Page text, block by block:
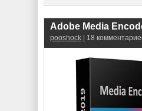
pooshock | 18